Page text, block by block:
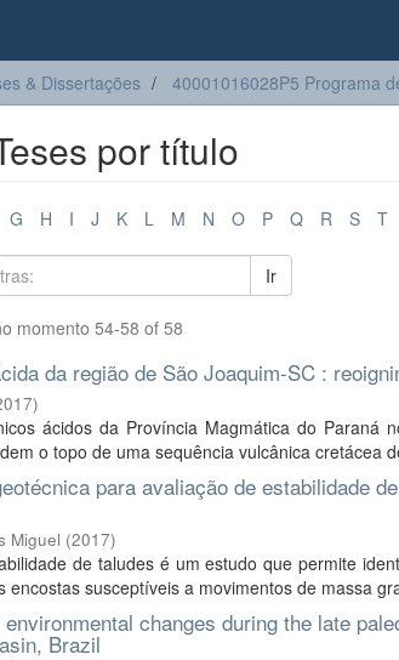
& Dissertações 40001016028P5 Programa
por título
G H I J K L M N O P Q R S T
Ir
momento 54-58 of 58
da região de São Joaquim-SC :
)
ácidos da Província Magmática do
o topo de uma sequência vulcânica cretácea
para avaliação de estabilidade
Miguel (2017)
de taludes é um estudo que permite
encostas susceptíveis a movimentos de massa
changes during the late
Brazil